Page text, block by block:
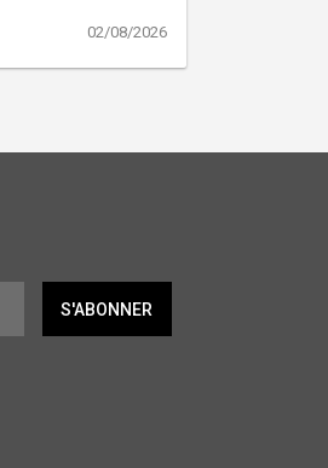
02/08/2026
S'ABONNER